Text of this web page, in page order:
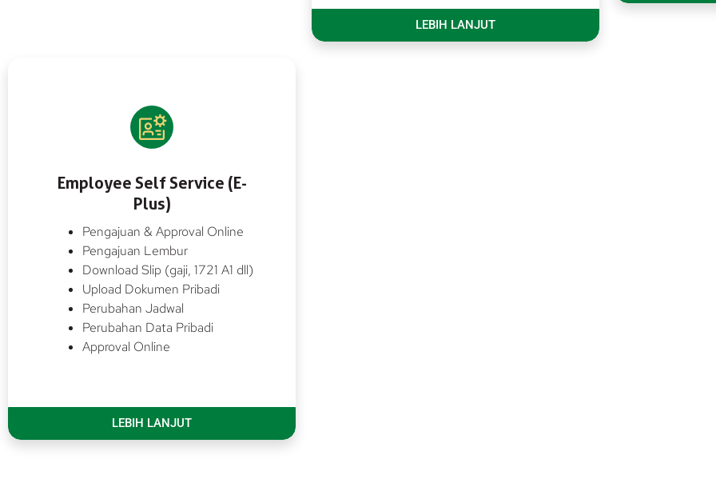
LEBIH LANJUT
Employee Self Service (E-
Plus)
Pengajuan & Approval Online
Pengajuan Lembur
Download Slip (gaji, 1721 A1 dll)
Upload Dokumen Pribadi
Perubahan Jadwal
Perubahan Data Pribadi
Approval Online
LEBIH LANJUT